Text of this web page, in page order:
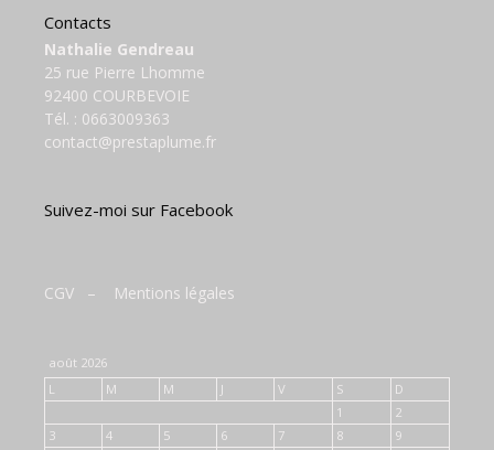
Contacts
Nathalie Gendreau
25 rue Pierre Lhomme
92400 COURBEVOIE
Tél. : 0663009363
contact@prestaplume.fr
Suivez-moi sur Facebook
CGV – Mentions légales
août 2026
L
M M J V S
D
1
2
3
4 5 6 7 8 9